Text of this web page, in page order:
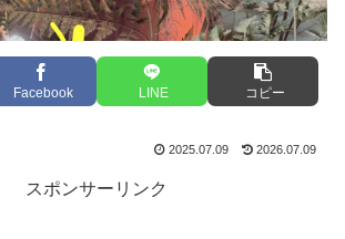
Facebook LINE コピー
2025.07.09 2026.07.09
スポンサーリンク